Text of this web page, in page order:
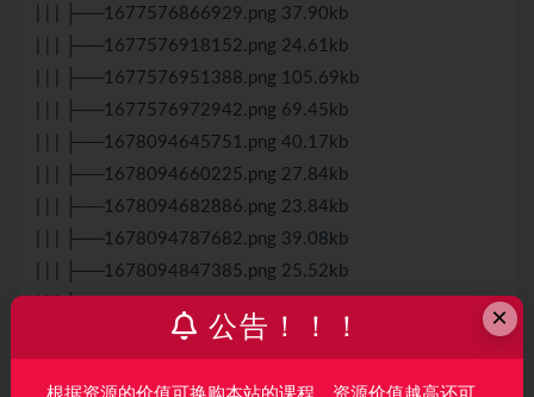
| | | ├──1677576866929.png 37.90kb
| | | ├──1677576918152.png 24.61kb
| | | ├──1677576951388.png 105.69kb
| | | ├──1677576972942.png 69.45kb
| | | ├──1678094645751.png 40.17kb
| | | ├──1678094660225.png 27.84kb
| | | ├──1678094682886.png 23.84kb
| | | ├──1678094787682.png 39.08kb
| | | ├──1678094847385.png 25.52kb
| | | ├──1678094915114.png 42.03kb
×
公告！！！